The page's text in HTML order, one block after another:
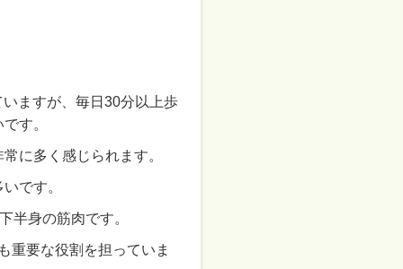
ますが、毎日30分以上歩
す。
に多く感じられます。
です。
半身の筋肉です。
重要な役割を担っていま